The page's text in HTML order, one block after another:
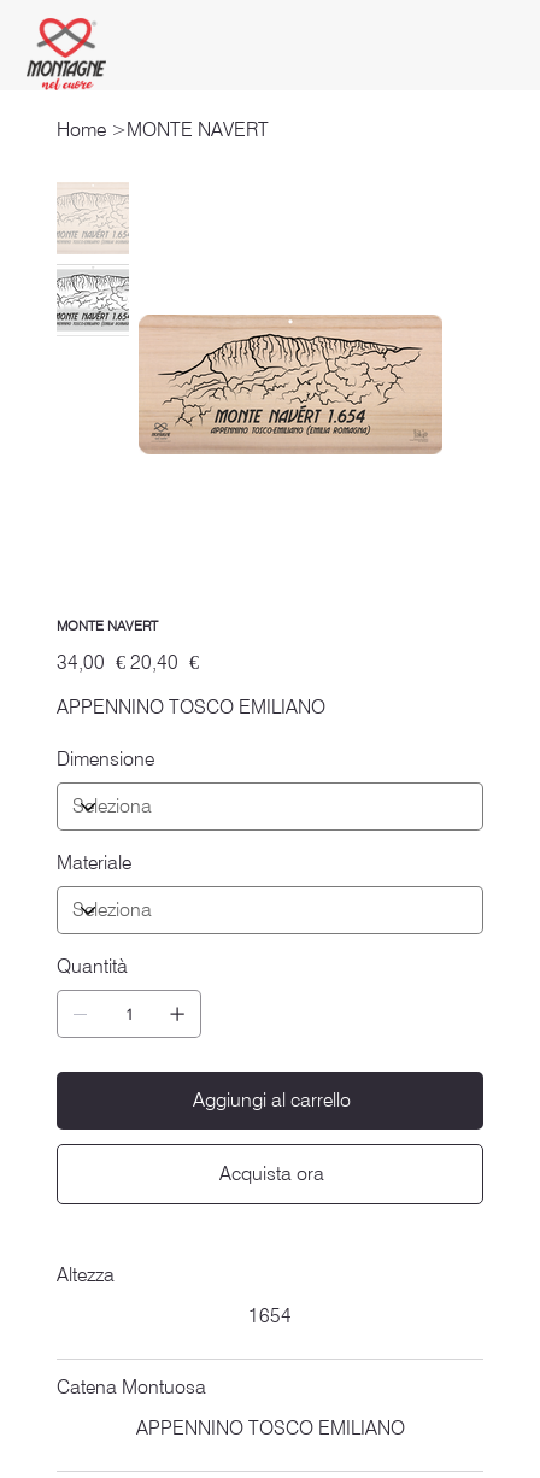
Home >MONTE NAVERT
MONTE NAVERT
Prezzo
originale
34,00 € Prezzo
scontato
20,40 €
APPENNINO TOSCO EMILIANO
Dimensione
Materiale
Quantità
Aggiungi al carrello
Acquista ora
Altezza
1654
Catena Montuosa
APPENNINO TOSCO EMILIANO